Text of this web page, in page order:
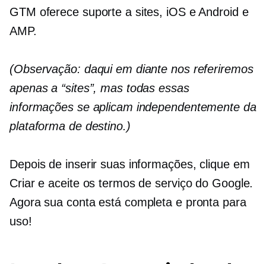
GTM oferece suporte a sites, iOS e Android e
AMP.
(Observação: daqui em diante nos referiremos
apenas a “sites”, mas todas essas
informações se aplicam independentemente da
plataforma de destino.)
Depois de inserir suas informações, clique em
Criar e aceite os termos de serviço do Google.
Agora sua conta está completa e pronta para
uso!